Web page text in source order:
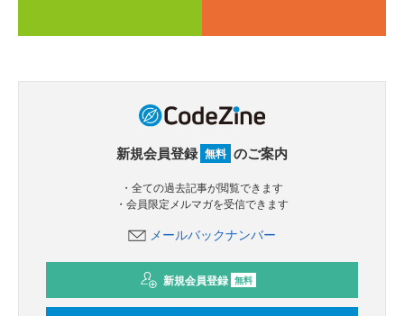
新規会員登録 無料 のご案内
・全ての過去記事が閲覧できます
・会員限定メルマガを受信できます
メールバックナンバー
新規会員登録 無料